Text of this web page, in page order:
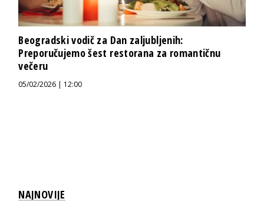
Beogradski vodič za Dan zaljubljenih:
Preporučujemo šest restorana za romantičnu
večeru
05/02/2026 | 12:00
NAJNOVIJE